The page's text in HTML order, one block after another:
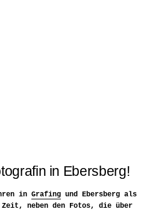
in Ebersberg!
in Grafing und Ebersberg als
neben den Fotos, die über